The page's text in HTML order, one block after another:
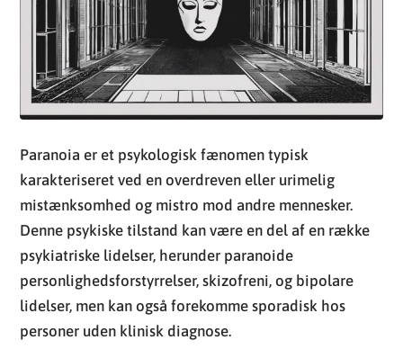
Paranoia er et psykologisk fænomen typisk
karakteriseret ved en overdreven eller urimelig
mistænksomhed og mistro mod andre mennesker.
Denne psykiske tilstand kan være en del af en række
psykiatriske lidelser, herunder paranoide
personlighedsforstyrrelser, skizofreni, og bipolare
lidelser, men kan også forekomme sporadisk hos
personer uden klinisk diagnose.